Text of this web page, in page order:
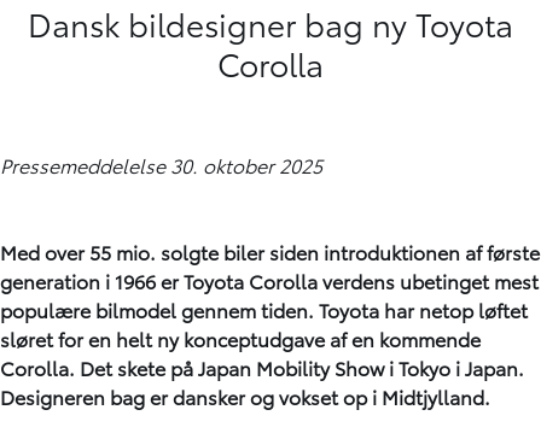
Dansk bildesigner bag ny Toyota
Corolla
Pressemeddelelse 30. oktober 2025
Med over 55 mio. solgte biler siden introduktionen af første
generation i 1966 er Toyota Corolla verdens ubetinget mest
populære bilmodel gennem tiden. Toyota har netop løftet
sløret for en helt ny konceptudgave af en kommende
Corolla. Det skete på Japan Mobility Show i Tokyo i Japan.
Designeren bag er dansker og vokset op i Midtjylland.